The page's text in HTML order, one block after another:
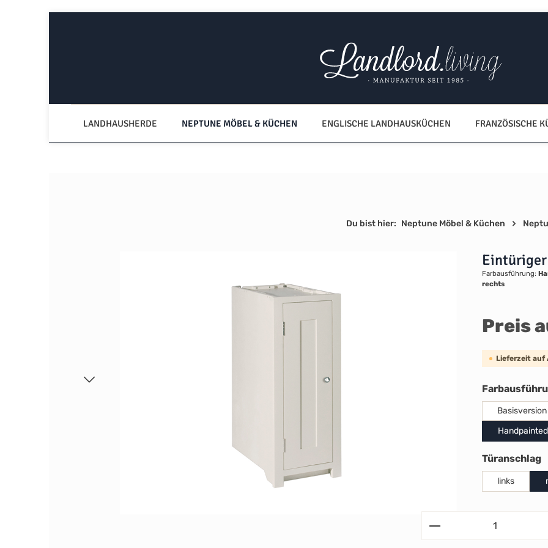
LANDHAUSHERDE NEPTUNE MÖBEL & KÜCHEN ENGLISCHE LANDHAUSKÜCHEN FRANZÖSISCHE
Du bist hier: Neptune Möbel & Küchen
Eintüriger
Farbausführung:
rechts
Preis
Lieferzeit auf
Basisversion
Türanschlag
links